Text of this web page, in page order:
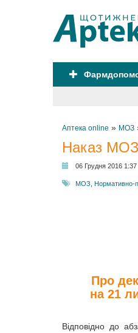
Аптека online » МОЗ
Наказ МОЗ
06 Грудня 2016 1:37
МОЗ Нормативно-
Про
на 21
Відповідно до